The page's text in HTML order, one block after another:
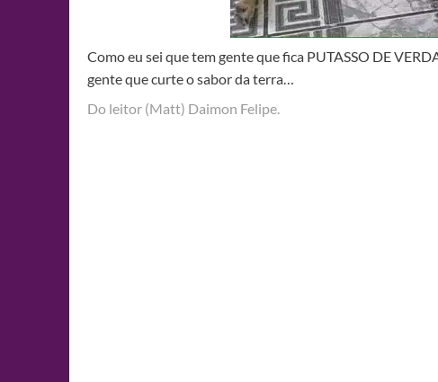
Como eu sei que tem gente que fica PUTASSO DE
gente que curte o sabor da terra…
Do leitor (Matt) Daimon Felipe‎.